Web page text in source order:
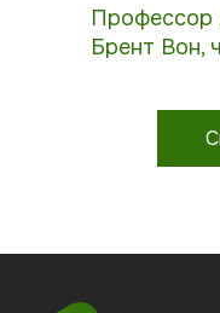
Профессор
Брент Вон,